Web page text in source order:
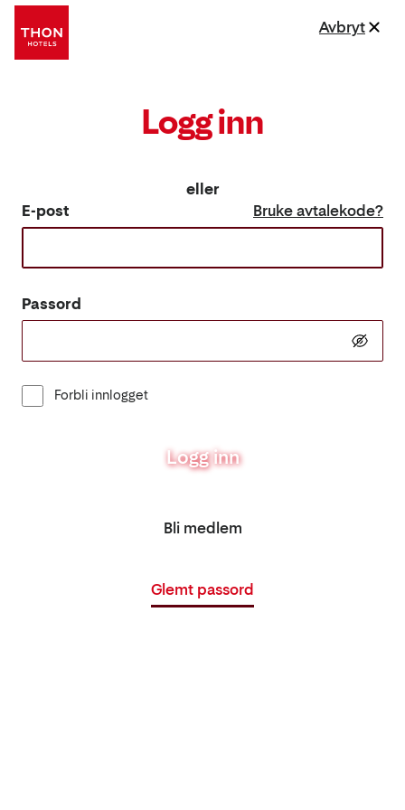
Logg inn
eller
E-post
Bruke avtalekode?
Passord
Forbli innlogget
Logg inn
Bli medlem
Glemt passord
Avbryt